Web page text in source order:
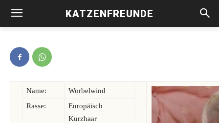
KATZENFREUNDE
Worbelwind -vermittelt-
Name:
Worbelwind
Rasse:
Europäisch
Kurzhaar